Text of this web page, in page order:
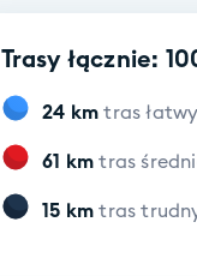
Trasy łącznie:
24 km tras
61 km tras
15 km tras